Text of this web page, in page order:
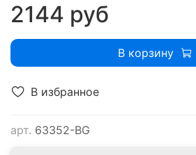
В избранное
арт. 63352-BG
2144 руб
В корзину